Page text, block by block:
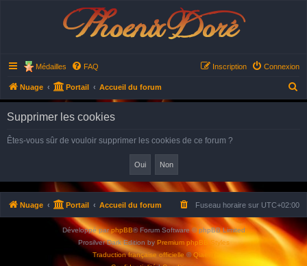
Phoenix Doré
Médailles FAQ Connexion
Inscription
Nuage Portail Accueil du forum
e
e
r
Supprimer les cookies
Êtes-vous sûr de vouloir supprimer les cookies de ce forum ?
Nuage Portail Accueil du forum Fuseau horaire sur UTC+02:00
Développé parphpBB® Forum Software © phpBB Limited
Prosilver Dark Edition by Premium phpBB Styles
Traduction française officielle ©Qiaeru